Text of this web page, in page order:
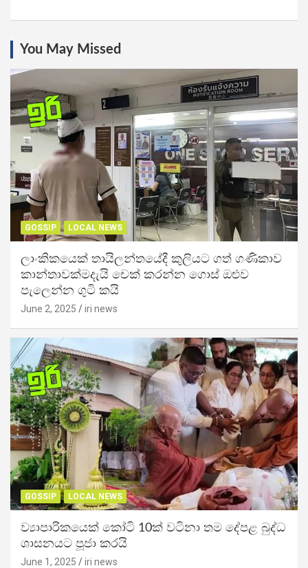
You May Missed
GOSSIP LOCAL NEWS
ලාංකිකයෙක් තායිලන්තයේදී කුලියට ගත් ගණිකාව
කාන්තාවක්මදැයි චෙක් කරන්න ගොස් ඔළුව
පැලෙන්න ගුටි කයි
June 2, 2025 iri news
GOSSIP LOCAL NEWS
ව්‍යාපාරිකයෙක් කෝටි 10ක් වටිනා තම දේපළ බුද්ධ
ශාසනයට පූජා කරයි
June 1, 2025 iri news